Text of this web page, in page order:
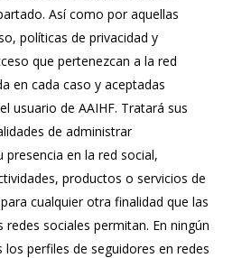
Así como por aquellas
políticas de privacidad y
que pertenezcan a la red
en cada caso y aceptadas
usuario de AAIHF. Tratará sus
de administrar
en la red social,
productos o servicios de
cualquier otra finalidad que las
redes sociales permitan. En ningún
perfiles de seguidores en redes